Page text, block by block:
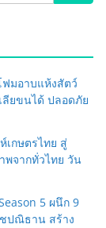
ฟมอาบแห้งสัตว์
ลียขนได้ ปลอดภัย
เกษตรไทย สู่
จากทั่วไทย วัน
5 ผนึก 9
ปณิธาน สร้าง